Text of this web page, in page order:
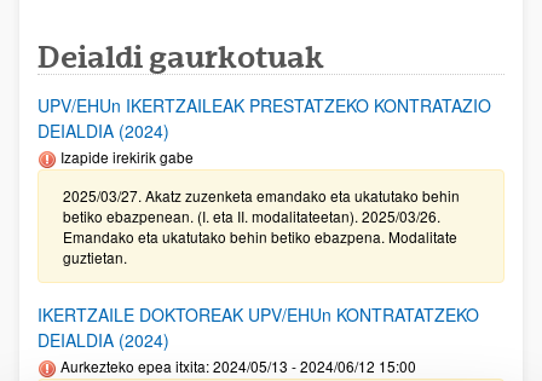
Deialdi gaurkotuak
UPV/EHUn IKERTZAILEAK PRESTATZEKO KONTRATAZIO
DEIALDIA (2024)
Izapide irekirik gabe
2025/03/27. Akatz zuzenketa emandako eta ukatutako behin
betiko ebazpenean. (I. eta II. modalitateetan). 2025/03/26.
Emandako eta ukatutako behin betiko ebazpena. Modalitate
guztietan.
IKERTZAILE DOKTOREAK UPV/EHUn KONTRATATZEKO
DEIALDIA (2024)
Aurkezteko epea itxita: 2024/05/13 - 2024/06/12 15:00